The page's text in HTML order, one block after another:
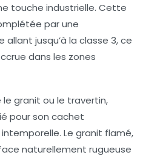
touche industrielle. Cette
par une
jusqu’à la classe 3, ce
dans les zones
granit ou le travertin,
pour son cachet
Le granit flamé,
naturellement rugueuse